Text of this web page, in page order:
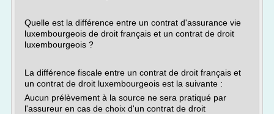
Quelle est la différence entre un contrat d'assurance vie
luxembourgeois de droit français et un contrat de droit
luxembourgeois ?
La différence fiscale entre un contrat de droit français et
un contrat de droit luxembourgeois est la suivante :
Aucun prélèvement à la source ne sera pratiqué par
l'assureur en cas de choix d'un contrat de droit